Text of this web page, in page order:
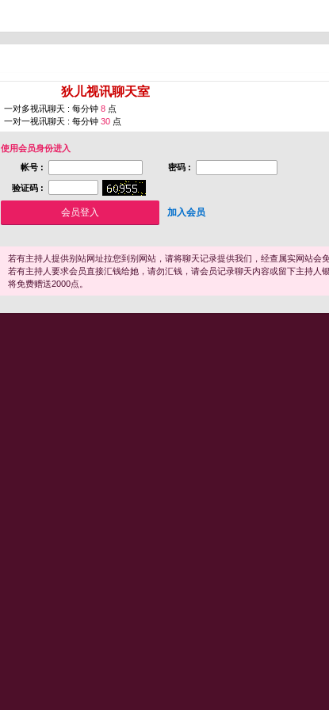
狄儿视讯聊天室
一对多视讯聊天 : 每分钟 8 点
一对一视讯聊天 : 每分钟 30 点
使用会员身份进入
帐号 :
密码 :
验证码 :
加入会员
若有主持人提供别站网址拉您到别网站，请将聊天记录提供我们，经查属实网站会免
若有主持人要求会员直接汇钱给她，请勿汇钱，请会员记录聊天内容或留下主持人
将免费赠送2000点。